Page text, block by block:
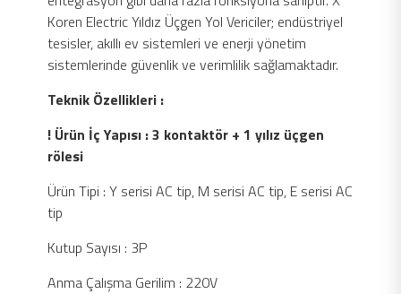
Koren Electric Yıldız Üçgen Yol Vericiler; endüstriyel
tesisler, akıllı ev sistemleri ve enerji yönetim
sistemlerinde güvenlik ve verimlilik sağlamaktadır.
Teknik Özellikleri :
! Ürün İç Yapısı : 3 kontaktör + 1 yılız üçgen
rölesi
Ürün Tipi : Y serisi AC tip, M serisi AC tip, E serisi AC
tip
Kutup Sayısı : 3P
Anma Çalışma Gerilim : 220V